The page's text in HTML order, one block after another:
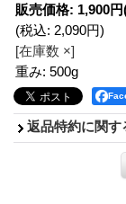
販売価格: 1,900円
(税込: 2,090円)
[在庫数 ×]
重み: 500g
返品特約に関す